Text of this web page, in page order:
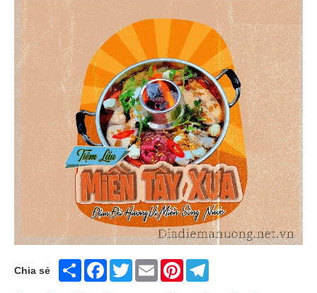
Thực Phẩm Nông Hải Sản
Top Quán Ăn Sài Gòn
Chia sẻ Share FacebookTwitter Email Pinterest